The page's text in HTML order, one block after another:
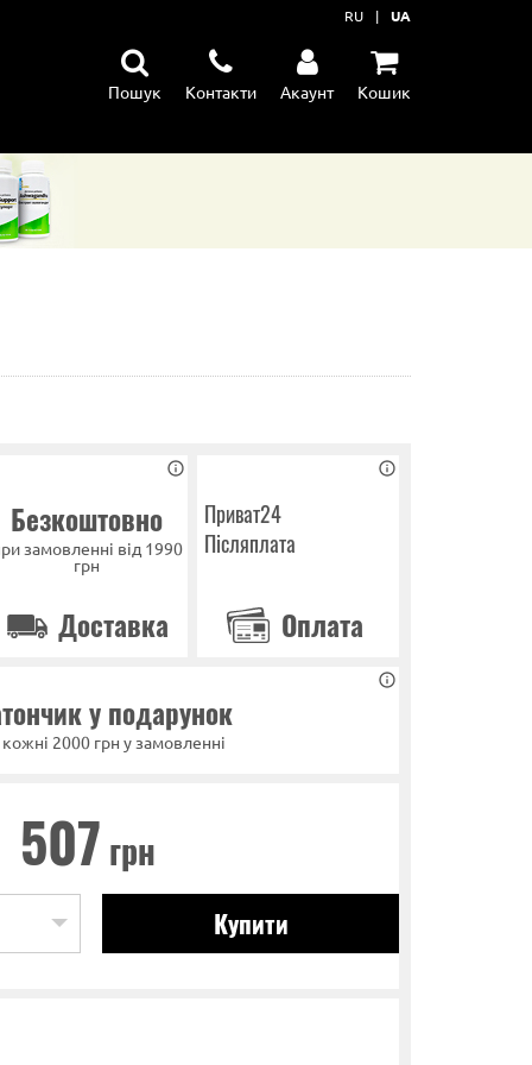
RU | UA
Пошук Контакти Акаунт Кошик
Доставка
Безкоштовно
замовленні від 1990
грн
Оплата
Приват24
Післяплата
у подарунок
кожні 2000 грн у замовленні
507 грн